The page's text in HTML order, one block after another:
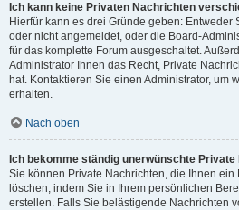
Ich kann keine Privaten Nachrichten
Hierfür kann es drei Gründe geben: Entweder
oder nicht angemeldet, oder die Board-
für das komplette Forum ausgeschaltet.
Administrator Ihnen das Recht, Private
hat. Kontaktieren Sie einen Administrator, um
erhalten.
Nach oben
Ich bekomme ständig unerwünschte
Sie können Private Nachrichten, die Ihnen ein
löschen, indem Sie in Ihrem persönlichen
erstellen. Falls Sie belästigende Nachrichten